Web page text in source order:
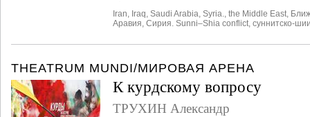
Iran Iraq Saudi Arabia Syria. the Middle East
Аравия Сирия. Sunni–Shia conflict суннитско-
THEATRUM MUNDI/МИРОВАЯ АРЕНА
К курдскому вопросу
ТРУХИН Александр